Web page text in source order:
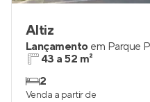
Altiz
Lançamento em Parque
43 a 52 m²
2
Venda a partir de